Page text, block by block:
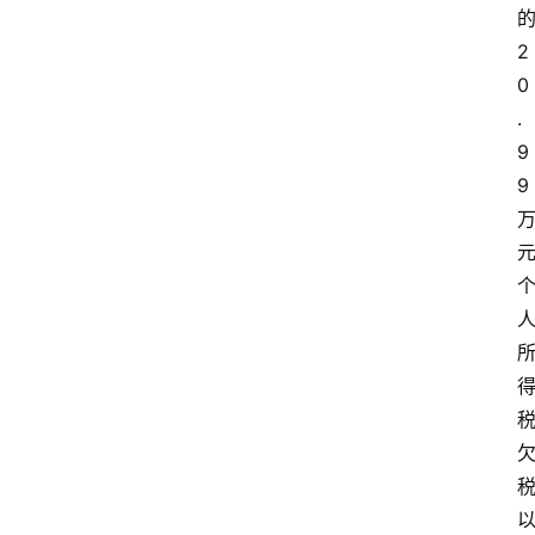
的
2
0
.
9
9
万
元
个
人
所
得
税
欠
税
以